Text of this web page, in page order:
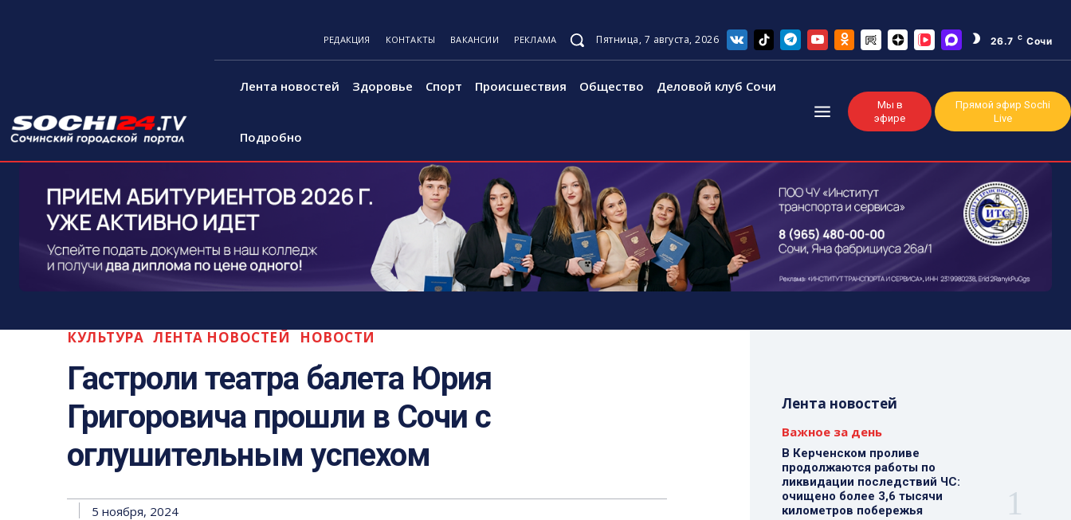
РЕДАКЦИЯ КОНТАКТЫ ВАКАНСИИ РЕКЛАМА Пятница, 7 августа, 2026 26.7 C Сочи
Лента новостей Здоровье Спорт Происшествия Общество Деловой клуб Сочи
Подробно
Мы в
эфире
Прямой эфир Sochi
Live
КУЛЬТУРА ЛЕНТА НОВОСТЕЙ НОВОСТИ
Гастроли театра балета Юрия
Григоровича прошли в Сочи с
оглушительным успехом
5 ноября, 2024
Лента новостей
Важное за день
В Керченском проливе
продолжаются работы по
ликвидации последствий ЧС:
очищено более 3,6 тысячи
километров побережья